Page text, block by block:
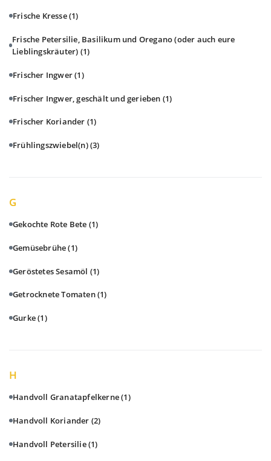
Frische Kresse(1)
Frische Petersilie, Basilikum und Oregano (oder auch eure
Lieblingskräuter) (1)
Frischer Ingwer(1)
Frischer Ingwer, geschält und gerieben (1)
Frischer Koriander (1)
Frühlingszwiebel(n)(3)
G
Gekochte Rote Bete (1)
Gemüsebrühe(1)
Geröstetes Sesamöl (1)
Getrocknete Tomaten(1)
Gurke(1)
H
Handvoll Granatapfelkerne(1)
Handvoll Koriander (2)
Handvoll Petersilie(1)